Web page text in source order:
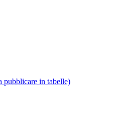
pubblicare in tabelle)